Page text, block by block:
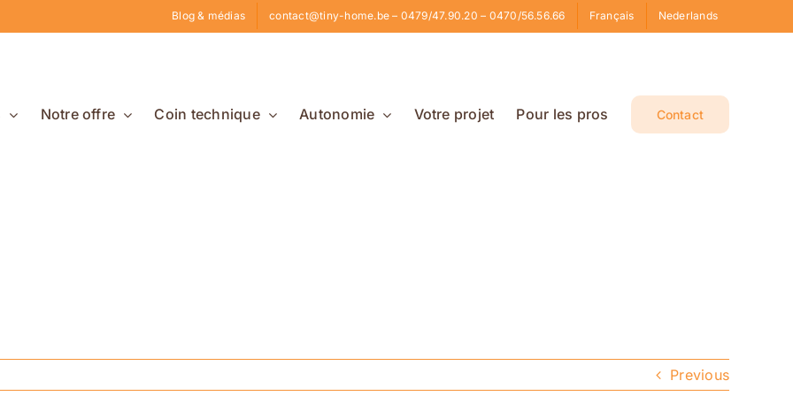
Blog & médias contact@tiny-home.be – 0479/47.90.20 – 0470/56.56.66 Français Nederlands
Notre offre Coin technique Autonomie Votre projet Pour les pros Contact
Previous